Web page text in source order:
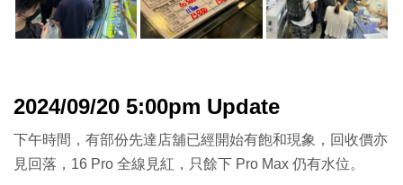
2024/09/20 5:00pm Update
下午時間，有部份先達店舖已經開始有飽和現象，回收價亦
見回落，16 Pro 全線見紅，只餘下 Pro Max 仍有水位。